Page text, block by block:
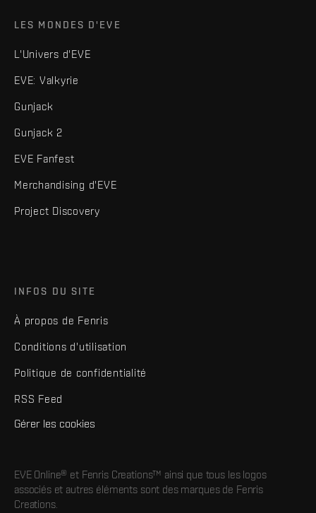
LES MONDES D'EVE
L'Univers d'EVE
EVE: Valkyrie
Gunjack
Gunjack 2
EVE Fanfest
Merchandising d'EVE
Project Discovery
INFOS DU SITE
À propos de Fenris
Conditions d'utilisation
Politique de confidentialité
RSS Feed
Gérer les cookies
EVE Online® et Fenris Creations™ ainsi que tous les logos
associés et autres éléments sont des marques de Fenris
Creations.